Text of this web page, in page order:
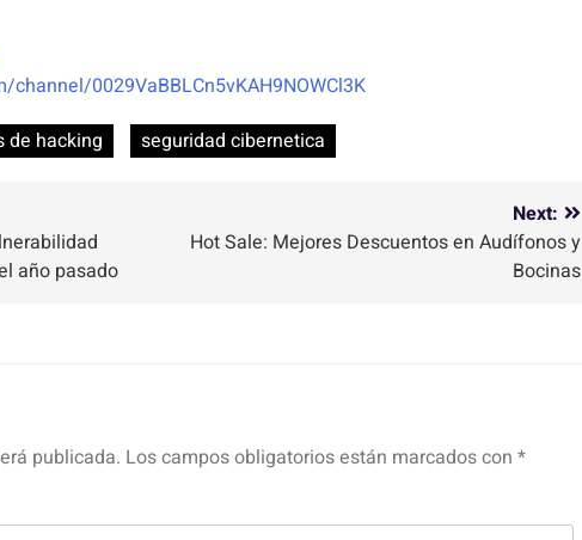
0029VaBBLCn5vKAH9NOWCl3K
de hacking seguridad cibernetica
año pasado
Next:
Hot Sale: Mejores Descuentos en Audífonos y
Bocinas
publicada. Los campos obligatorios están marcados con *